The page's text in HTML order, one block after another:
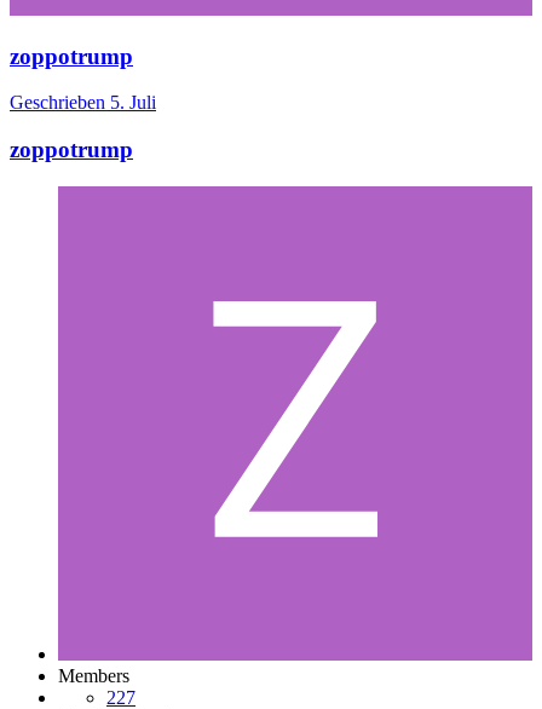
zoppotrump
Geschrieben 5. Juli
zoppotrump
Members
227